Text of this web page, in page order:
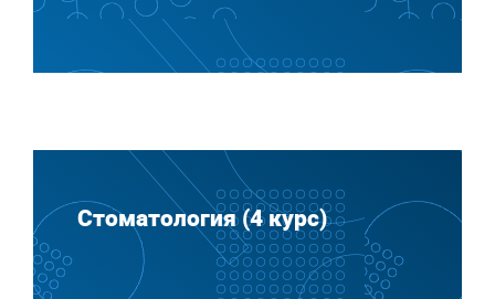
Стоматология (4 курс)